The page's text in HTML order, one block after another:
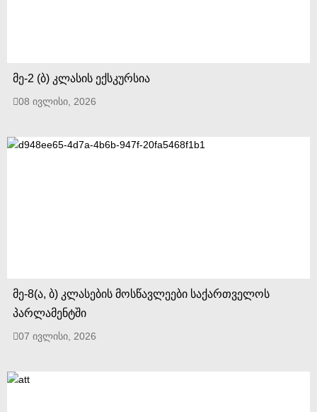
მე-2 (ბ) კლასის ექსკურსია
08 ივლისი, 2026
მე-8(ა, ბ) კლასების მოსწავლეები საქართველოს
პარლამენტში
07 ივლისი, 2026